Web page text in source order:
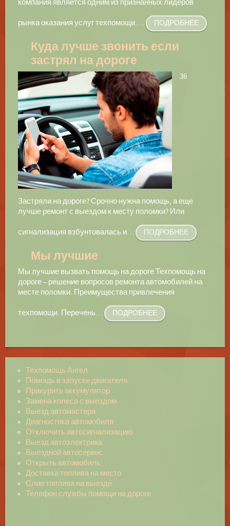
компания является одним из признанных лидеров
рынка оказания услуг техпомощи.… ПОДРОБНЕЕ
Куда лучше звонить если
застрял на дороге
36
Застряли на дороге? Срочно нужна помощь, а еще
лучше ремонт с выездом к месту поломки? Или
сигнализация взбунтовалась и… ПОДРОБНЕЕ
Мы лучшие
Мы лучшие вызвать помощь на дороге Техпомощь на
дороге – решение вопросов ремонта автомобилей на
месте поломки. Преимущества привлечения
техпомощи. Перечень… ПОДРОБНЕЕ
Техпомощь Ангел
Помощь в запуске двигателя.
Прикурить аккумулятор
Замена колеса с выездом
Выезд автомастера
Диагностика автомобиля
Отключить автосигнализацию
Выезд автоэлектрика
Выездной автосервис
Открыть автомобиль
Доставка топлива на место
Слив топлива на выезде
Телефон службы помощи на дороге